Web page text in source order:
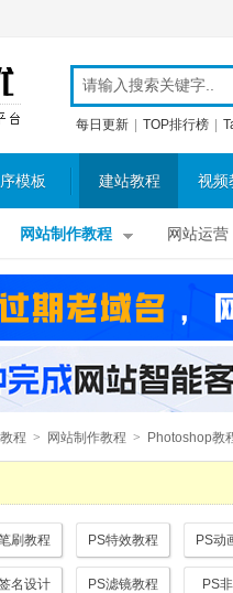
每日更新 TOP排行榜
模板 建站教程 视频
网站制作教程 网站运营
程 > 网站制作教程 >
Photoshop教
刷教程 PS特效教程 PS动
名设计 PS滤镜教程 PS